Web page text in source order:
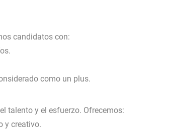
candidatos con:
como un plus.
talento y el esfuerzo. Ofrecemos:
y creativo.